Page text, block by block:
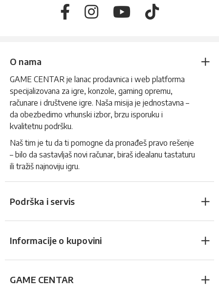
O nama
GAME CENTAR je lanac prodavnica i web platforma
specijalizovana za igre, konzole, gaming opremu,
računare i društvene igre. Naša misija je jednostavna –
da obezbedimo vrhunski izbor, brzu isporuku i
kvalitetnu podršku.
Naš tim je tu da ti pomogne da pronađeš pravo rešenje
– bilo da sastavljaš novi računar, biraš idealanu tastaturu
ili tražiš najnoviju igru.
Podrška i servis
Informacije o kupovini
GAME CENTAR